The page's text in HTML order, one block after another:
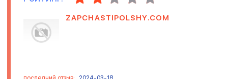
ZAPCHASTIPOLSHY.COM